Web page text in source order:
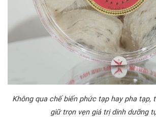
Không qua chế biến phức tạp hay pha tạp,
giữ trọn vẹn giá trị dinh dưỡng